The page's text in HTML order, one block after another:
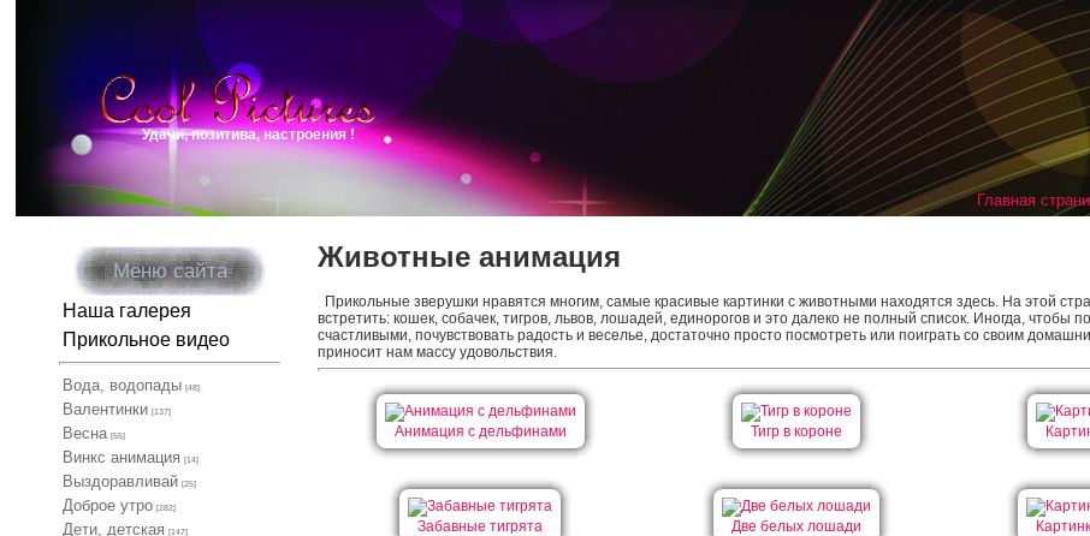
Удачи, позитива, настроения !
Главная
Меню сайта
Наша галерея
Прикольное видео
Вода, водопады [48]
Валентинки [137]
Весна [55]
Винкс анимация [14]
Выздоравливай [25]
Доброе утро [282]
Дети, детская [147]
Животные анимация
Прикольные зверушки нравятся многим, самые красивые картинки с животными находятся здесь. На этой
встретить: кошек, собачек, тигров, львов, лошадей, единорогов и это далеко не полный список. Иногда, чтобы
счастливыми, почувствовать радость и веселье, достаточно просто посмотреть или поиграть со своим
приносит нам массу удовольствия.
Анимация с дельфинами Тигр в короне
Забавные тигрята Две белых лошади